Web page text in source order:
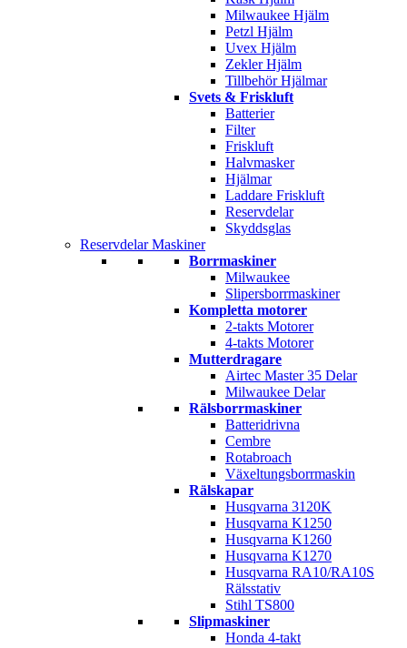
Milwaukee Hjälm
Petzl Hjälm
Uvex Hjälm
Zekler Hjälm
Tillbehör Hjälmar
Svets & Friskluft
Batterier
Filter
Friskluft
Halvmasker
Hjälmar
Laddare Friskluft
Reservdelar
Skyddsglas
Reservdelar Maskiner
Borrmaskiner
Milwaukee
Slipersborrmaskiner
Kompletta motorer
2-takts Motorer
4-takts Motorer
Mutterdragare
Airtec Master 35 Delar
Milwaukee Delar
Rälsborrmaskiner
Batteridrivna
Cembre
Rotabroach
Växeltungsborrmaskin
Rälskapar
Husqvarna 3120K
Husqvarna K1250
Husqvarna K1260
Husqvarna K1270
Husqvarna RA10/RA10S
Rälsstativ
Stihl TS800
Slipmaskiner
Honda 4-takt